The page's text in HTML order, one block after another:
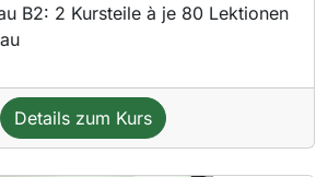
B2: 2 Kursteile à je 80 Lektionen
Details zum Kurs